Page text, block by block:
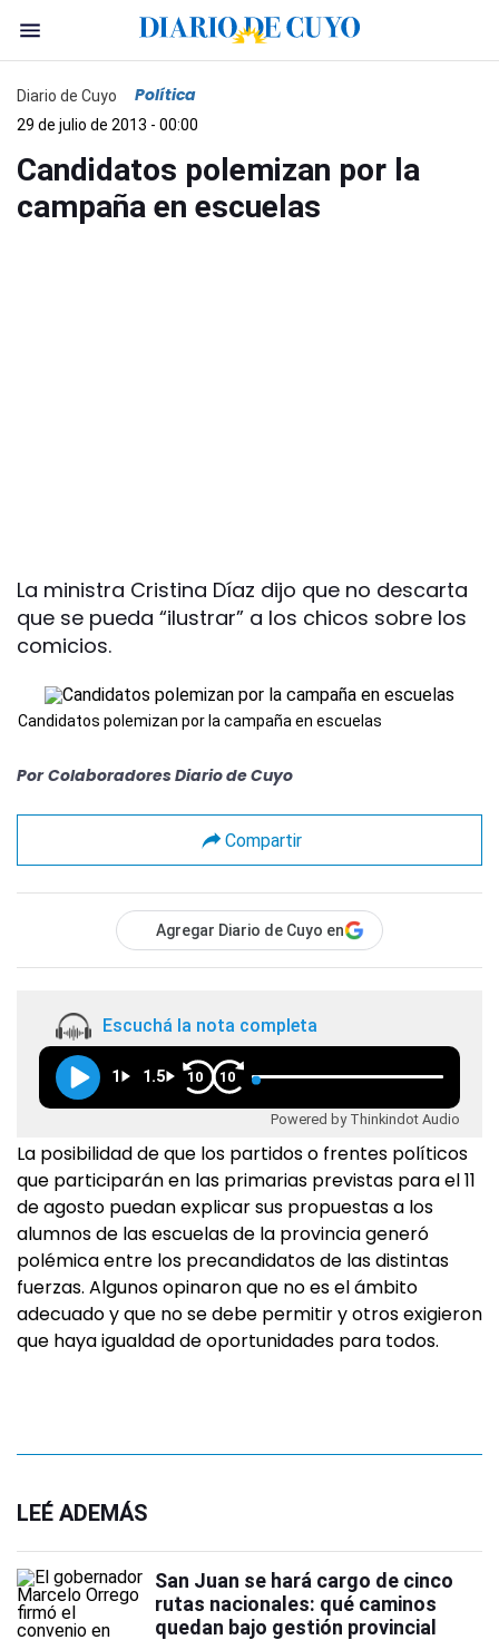
Diario de Cuyo Política
29 de julio de 2013 - 00:00
Candidatos polemizan por la
campaña en escuelas
La ministra Cristina Díaz dijo que no descarta
que se pueda “ilustrar” a los chicos sobre los
comicios.
Candidatos polemizan por la campaña en escuelas
Por Colaboradores Diario de Cuyo
Compartir
Agregar Diario de Cuyo en
Escuchá la nota completa
1 1.5 10 10
Powered by Thinkindot Audio
La posibilidad de que los partidos o frentes políticos
que participarán en las primarias previstas para el 11
de agosto puedan explicar sus propuestas a los
alumnos de las escuelas de la provincia generó
polémica entre los precandidatos de las distintas
fuerzas. Algunos opinaron que no es el ámbito
adecuado y que no se debe permitir y otros exigieron
que haya igualdad de oportunidades para todos.
LEÉ ADEMÁS
San Juan se hará cargo de cinco
rutas nacionales: qué caminos
quedan bajo gestión provincial